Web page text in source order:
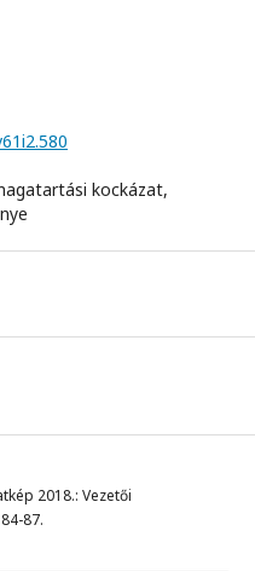
kockázat,
2018.: Vezetői
87.